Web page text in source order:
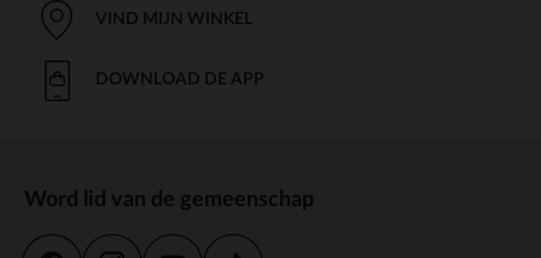
VIND MIJN WINKEL
DOWNLOAD DE APP
Word lid van de gemeenschap